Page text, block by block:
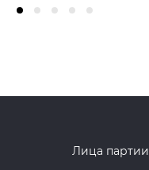
Лица партии